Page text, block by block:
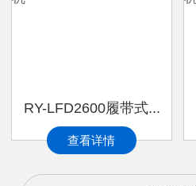
RY-LFD2600履带式...
查看详情